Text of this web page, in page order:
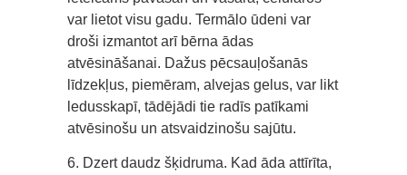
var lietot visu gadu. Termālo ūdeni var
droši izmantot arī bērna ādas
atvēsināšanai. Dažus pēcsauļošanās
līdzekļus, piemēram, alvejas gelus, var likt
ledusskapī, tādējādi tie radīs patīkami
atvēsinošu un atsvaidzinošu sajūtu.
6. Dzert daudz šķidruma. Kad āda attīrīta,